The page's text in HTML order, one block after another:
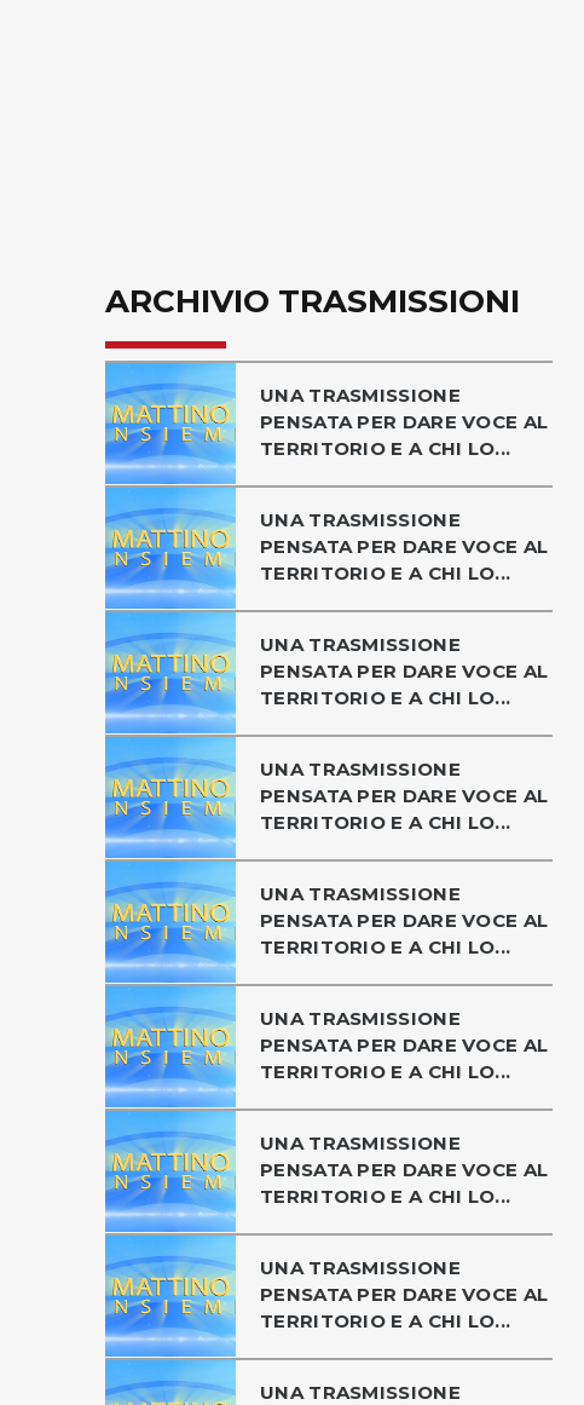
ARCHIVIO TRASMISSIONI
UNA TRASMISSIONE
PENSATA PER DARE VOCE AL
TERRITORIO E A CHI LO...
UNA TRASMISSIONE
PENSATA PER DARE VOCE AL
TERRITORIO E A CHI LO...
UNA TRASMISSIONE
PENSATA PER DARE VOCE AL
TERRITORIO E A CHI LO...
UNA TRASMISSIONE
PENSATA PER DARE VOCE AL
TERRITORIO E A CHI LO...
UNA TRASMISSIONE
PENSATA PER DARE VOCE AL
TERRITORIO E A CHI LO...
UNA TRASMISSIONE
PENSATA PER DARE VOCE AL
TERRITORIO E A CHI LO...
UNA TRASMISSIONE
PENSATA PER DARE VOCE AL
TERRITORIO E A CHI LO...
UNA TRASMISSIONE
PENSATA PER DARE VOCE AL
TERRITORIO E A CHI LO...
UNA TRASMISSIONE